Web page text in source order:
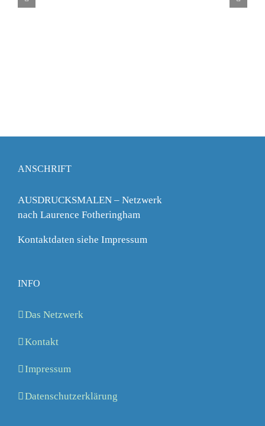
ANSCHRIFT
AUSDRUCKSMALEN – Netzwerk
nach Laurence Fotheringham
Kontaktdaten siehe Impressum
INFO
Das Netzwerk
Kontakt
Impressum
Datenschutzerklärung